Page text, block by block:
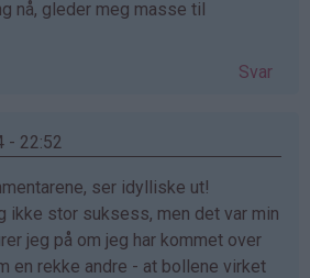
nå, gleder meg masse til
Svar
- 22:52
ser idylliske ut!
ikke stor suksess, men det var min
jeg på om jeg har kommet over
en rekke andre - at bollene virket